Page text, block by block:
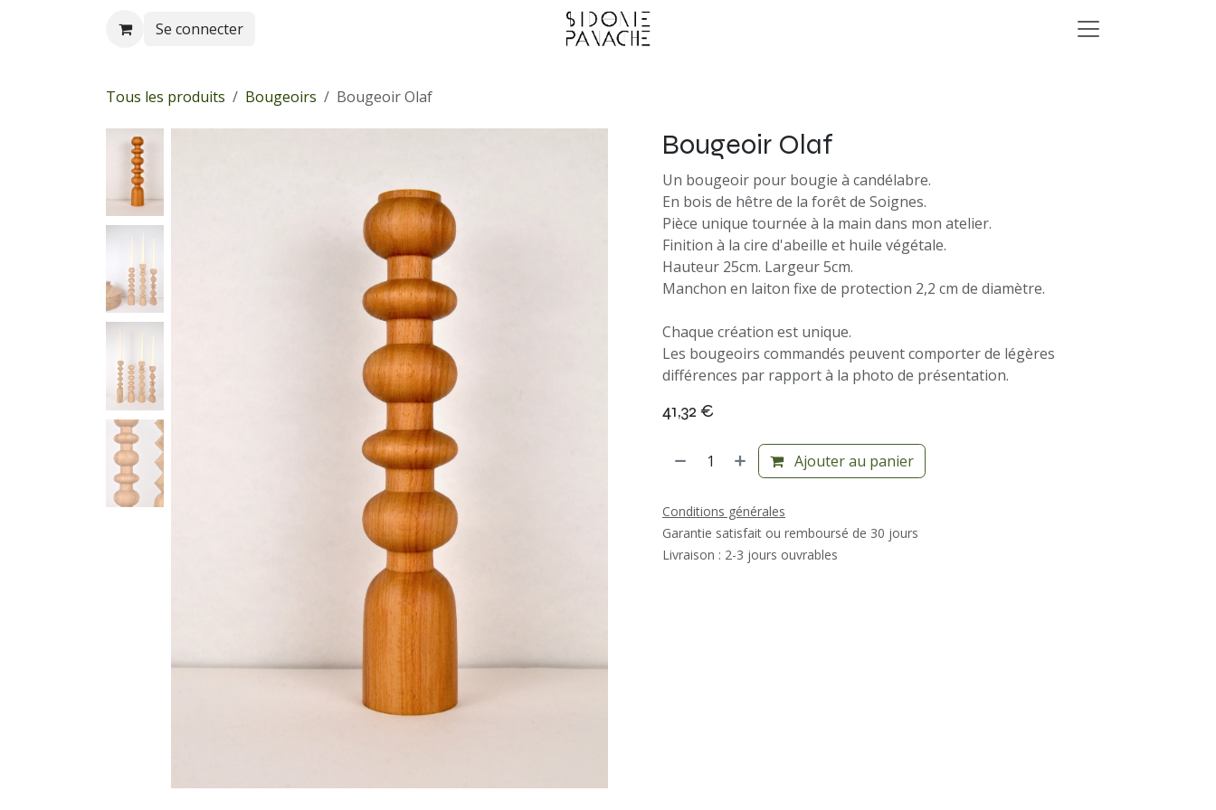
Se connecter
Tous les produits Bougeoirs Bougeoir Olaf
Bougeoir Olaf
Un bougeoir pour bougie à candélabre.
En bois de hêtre de la forêt de Soignes.
Pièce unique tournée à la main dans mon atelier.
Finition à la cire d'abeille et huile végétale.
Hauteur 25cm. Largeur 5cm.
Manchon en laiton fixe de protection 2,2 cm de diamètre.
Chaque création est unique.
Les bougeoirs commandés peuvent comporter de légères
différences par rapport à la photo de présentation.
41,32 €
Ajouter au panier
Conditions générales
Garantie satisfait ou remboursé de 30 jours
Livraison : 2-3 jours ouvrables